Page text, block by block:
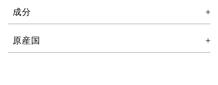
ラロッシュポゼ人気アイテムの数量限定特別セットで
ご用意。在庫がなくなり次第終了です。
■トーンアップクリア（SPF50+・PA++++）
①パール大1個分を手のひらに取り、おでこ・鼻先・
両頬・あごの5点にのせる。
成分
原産国